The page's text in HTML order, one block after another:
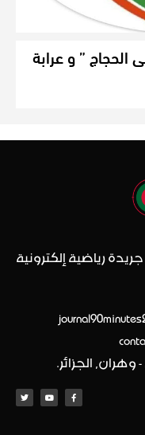
” و عرابة
جريدة رياضية إلكترونية